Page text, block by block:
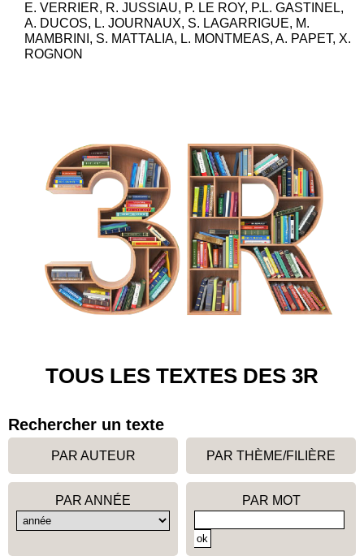
E. VERRIER, R. JUSSIAU, P. LE ROY, P.L. GASTINEL,
A. DUCOS, L. JOURNAUX, S. LAGARRIGUE, M.
MAMBRINI, S. MATTALIA, L. MONTMEAS, A. PAPET, X.
ROGNON
TOUS LES TEXTES DES 3R
Rechercher un texte
PAR AUTEUR PAR THÈME/FILIÈRE
PAR ANNÉE PAR MOT